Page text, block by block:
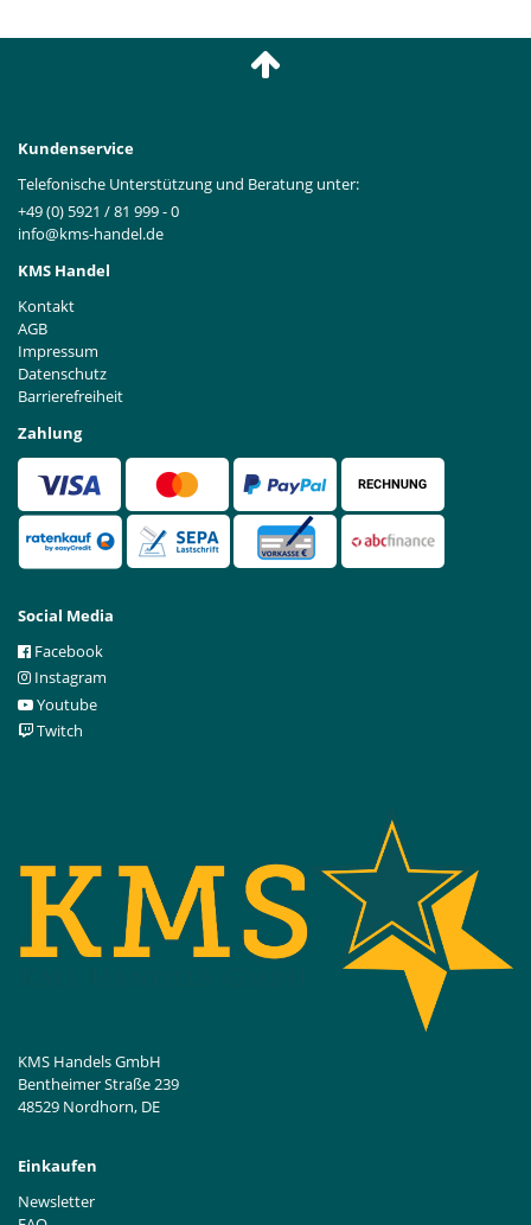
Kundenservice
Telefonische Unterstützung und Beratung unter:
+49 (0) 5921 / 81 999 - 0
info@kms-handel.de
KMS Handel
Kontakt
AGB
Impressum
Datenschutz
Barrierefreiheit
Zahlung
Social Media
Facebook
Instagram
Youtube
Twitch
KMS Handels GmbH
Bentheimer Straße 239
48529 Nordhorn, DE
Einkaufen
Newsletter